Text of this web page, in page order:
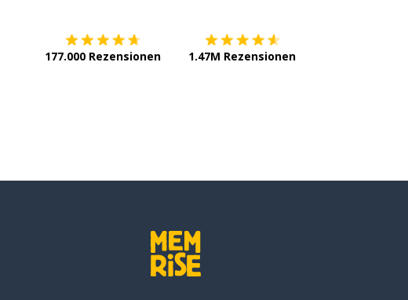
177.000 Rezensionen 1.47M Rezensionen